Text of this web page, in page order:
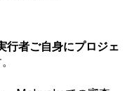
行者ご自身にプロジェ